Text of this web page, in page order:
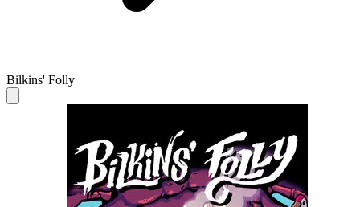
Bilkins' Folly